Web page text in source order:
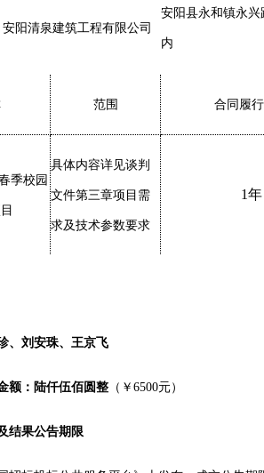
安阳清泉建筑工程有限公司
安阳县永和镇永兴
内
范围 合同履
季校园
具体内容详见谈判
文件第三章项目需
求及技术参数要求
1年
、刘安珠、王京飞
额： 陆仟伍佰圆整 （￥ 6500元）
结果公告期限